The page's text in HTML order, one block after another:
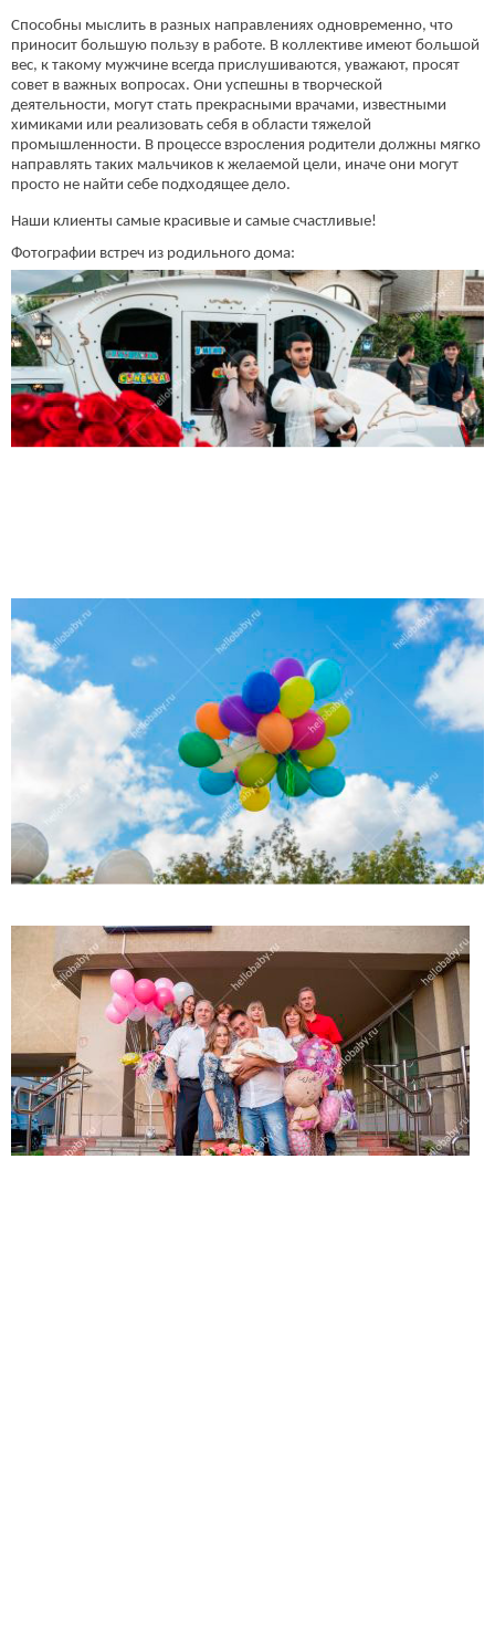
(работает только если на устройстве установлен указанный
мессенджер)
Ваше имя:*
Способны мыслить в разных направлениях одновременно, что
приносит большую пользу в работе. В коллективе имеют большой
вес, к такому мужчине всегда прислушиваются, уважают, просят
совет в важных вопросах. Они успешны в творческой
деятельности, могут стать прекрасными врачами, известными
химиками или реализовать себя в области тяжелой
промышленности. В процессе взросления родители должны мягко
направлять таких мальчиков к желаемой цели, иначе они могут
просто не найти себе подходящее дело.
Наши клиенты самые красивые и самые счастливые!
Фотографии встреч из родильного дома: